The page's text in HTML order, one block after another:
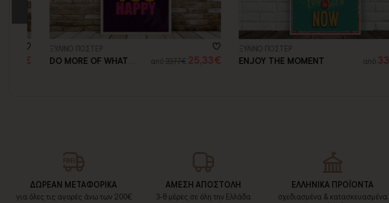
ΞΥΛΙΝΟ ΠΟΣΤΕΡ
DO MORE OF WHAT
33,77€ 25,33€
ΞΥΛΙΝΟ ΠΟΣΤΕΡ
ENJOY THE MOMENT 33,77€
ΔΩΡΕΑΝ ΜΕΤΑΦΟΡΙΚΑ
για όλες τις αγορές άνω των 200€
ΑΜΕΣΗ ΑΠΟΣΤΟΛΗ
3-8 μέρες σε όλη την Ελλάδα
ΕΛΛΗΝΙΚΑ ΠΡΟΪΟΝΤΑ
σχεδιασμένα & κατασκευασμένα